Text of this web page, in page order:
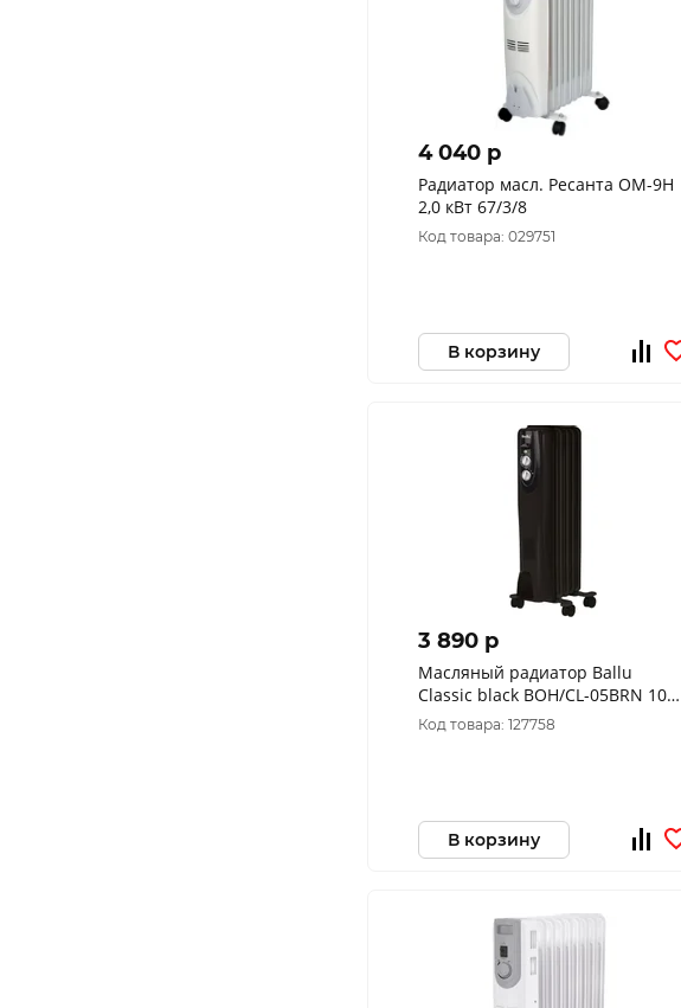
4 040 p
Радиатор масл. Ресанта ОМ-9Н
2,0 кВт 67/3/8
Код товара: 029751
В корзину
3 890 p
Масляный радиатор Ballu
Classic black BOH/CL-05BRN 1000
(5 секций)
Код товара: 127758
В корзину